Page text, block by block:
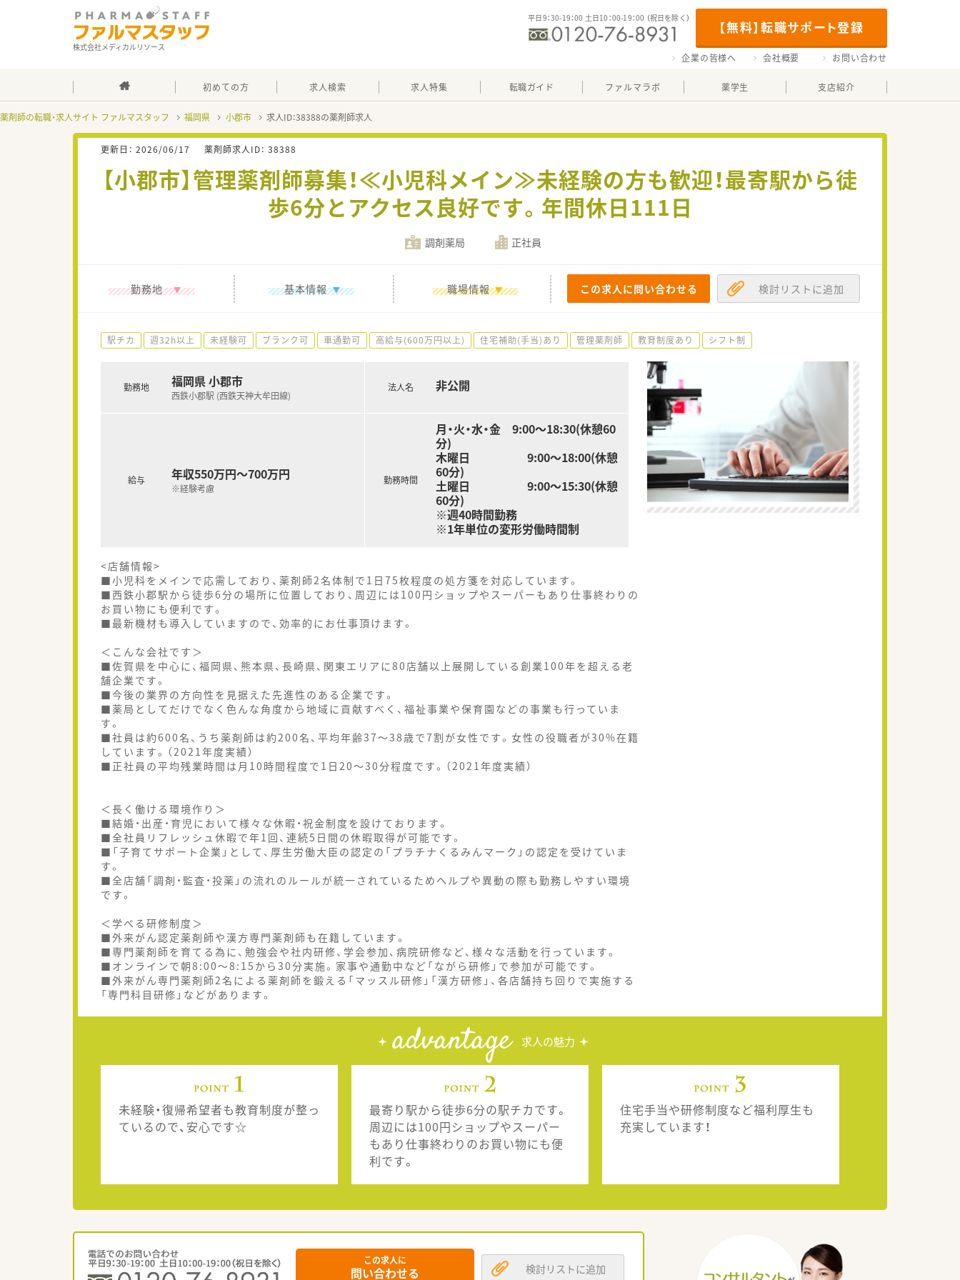
株式会社メディカルリソース
【無料】転職サポート登録
平日9：30-19：00 土日10：00-19：00 （祝日を除く）
企業の皆様へ 会社概要 お問い合わせ
初めての方 求人検索 求人特集 転職ガイド ファルマラボ 薬学生 支店紹介
薬剤師の転職・求人サイト ファルマスタッフ 福岡県 小郡市 求人ID：38388の薬剤師求人
更新日： 2026/06/17 薬剤師求人ID： 38388
【小郡市】管理薬剤師募集！≪小児科メイン≫未経験の方も歓迎！最寄駅から徒
歩6分とアクセス良好です。年間休日111日
調剤薬局 正社員
勤務地 基本情報 職場情報 この求人に問い合わせる 検討リストに追加
駅チカ 週32h以上 未経験可 ブランク可 車通勤可 高給与(600万円以上) 住宅補助(手当)あり 管理薬剤師 教育制度あり シフト制
勤務地 福岡県 小郡市
西鉄小郡駅 (西鉄天神大牟田線)
給与 年収550万円～700万円
※経験考慮
法人名 非公開
勤務時間
月・火・水・金 9:00～18:30(休憩60
分)
木曜日 9:00～18:00(休憩
60分)
土曜日 9:00～15:30(休憩
60分)
※週40時間勤務
※1年単位の変形労働時間制
<店舗情報>
■小児科をメインで応需しており、薬剤師2名体制で1日75枚程度の処方箋を対応しています。
■西鉄小郡駅から徒歩6分の場所に位置しており、周辺には100円ショップやスーパーもあり仕事終わりの
お買い物にも便利です。
■最新機材も導入していますので、効率的にお仕事頂けます。
＜こんな会社です＞
■佐賀県を中心に、福岡県、熊本県、長崎県、関東エリアに80店舗以上展開している創業100年を超える老
舗企業です。
■今後の業界の方向性を見据えた先進性のある企業です。
■薬局としてだけでなく色んな角度から地域に貢献すべく、福祉事業や保育園などの事業も行っていま
す。
■社員は約600名、うち薬剤師は約200名、平均年齢37～38歳で7割が女性です。女性の役職者が30%在籍
しています。（2021年度実績）
■正社員の平均残業時間は月10時間程度で1日20～30分程度です。（2021年度実績）
＜長く働ける環境作り＞
■結婚・出産・育児において様々な休暇・祝金制度を設けております。
■全社員リフレッシュ休暇で年1回、連続5日間の休暇取得が可能です。
■「子育てサポート企業」として、厚生労働大臣の認定の「プラチナくるみんマーク」の認定を受けていま
す。
■全店舗「調剤・監査・投薬」の流れのルールが統一されているためヘルプや異動の際も勤務しやすい環境
です。
＜学べる研修制度＞
■外来がん認定薬剤師や漢方専門薬剤師も在籍しています。
■専門薬剤師を育てる為に、勉強会や社内研修、学会参加、病院研修など、様々な活動を行っています。
■オンラインで朝8:00～8:15から30分実施。家事や通勤中など「ながら研修」で参加が可能です。
■外来がん専門薬剤師2名による薬剤師を鍛える「マッスル研修」「漢方研修」、各店舗持ち回りで実施する
「専門科目研修」などがあります。
advantage 求人の魅力
未経験・復帰希望者も教育制度が整っ
ているので、安心です☆
最寄り駅から徒歩6分の駅チカです。
周辺には100円ショップやスーパー
もあり仕事終わりのお買い物にも便
利です。
住宅手当や研修制度など福利厚生も
充実しています！
この求人に
問い合わせる 検討リストに追加